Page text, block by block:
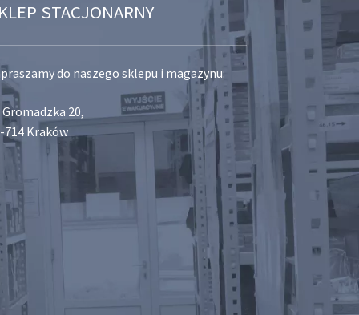
STACJONARNY
do naszego sklepu i magazynu:
Gromadzka 20,
714 Kraków